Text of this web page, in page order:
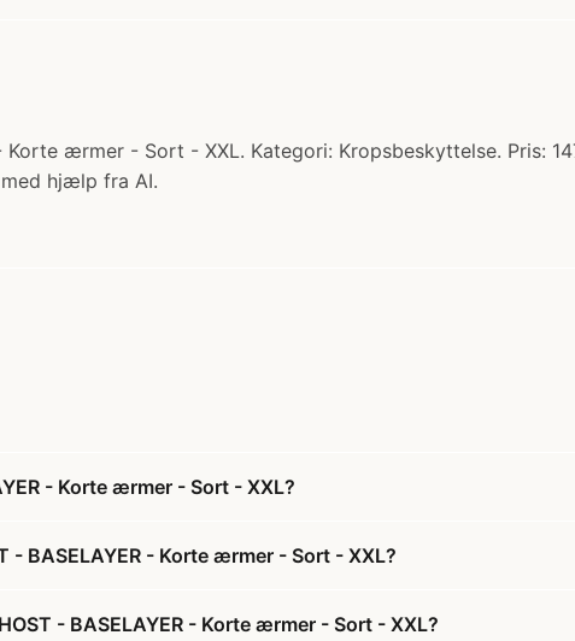
Korte ærmer - Sort - XXL. Kategori: Kropsbeskyttelse. Pris:
hjælp fra AI.
- Korte ærmer - Sort - XXL?
BASELAYER - Korte ærmer - Sort - XXL?
- BASELAYER - Korte ærmer - Sort - XXL?